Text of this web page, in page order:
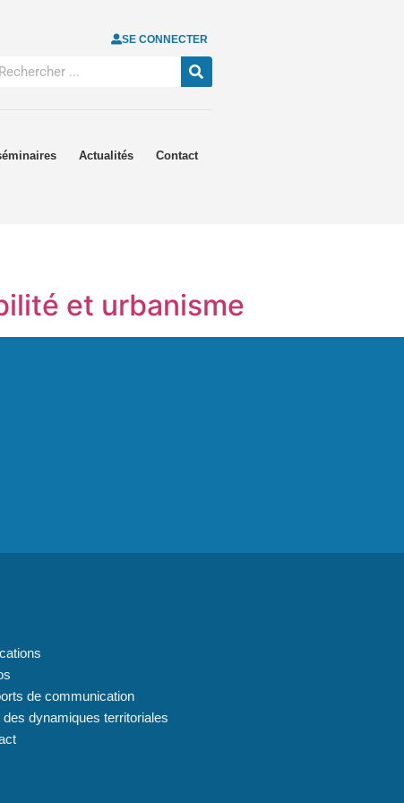
SE CONNECTER
Actualités Contact
et urbanisme
de communication
des dynamiques territoriales